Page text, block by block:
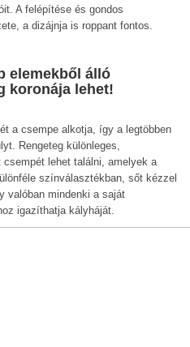
A felépítése és gondos
a dizájnja is roppant fontos.
elemekből álló
koronája lehet!
a csempe alkotja, így a legtöbben
Rengeteg különleges,
lehet találni, amelyek a
színválasztékban, sőt kézzel
valóban mindenki a saját
igazíthatja kályháját.